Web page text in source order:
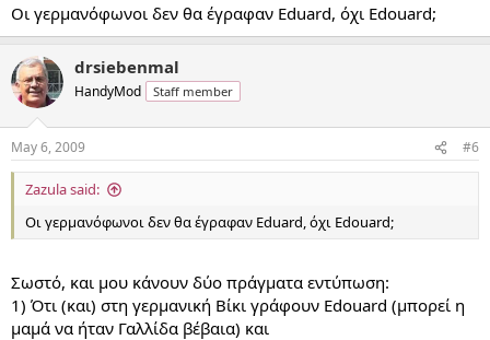
Οι γερμανόφωνοι δεν θα έγραφαν Eduard, όχι Edouard;
drsiebenmal
HandyMod Staff member
May 6, 2009 #6
Zazula said:
Οι γερμανόφωνοι δεν θα έγραφαν Eduard, όχι Edouard;
Σωστό, και μου κάνουν δύο πράγματα εντύπωση:
1) Ότι (και) στη γερμανική Βίκι γράφουν Edouard (μπορεί η
μαμά να ήταν Γαλλίδα βέβαια) και